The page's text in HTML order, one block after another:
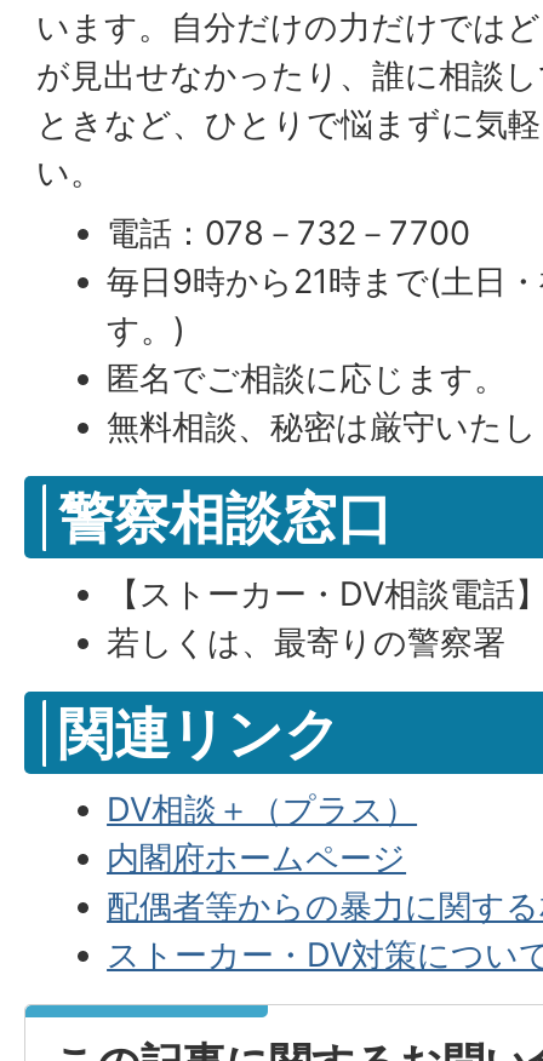
います。自分だけの力だけでは
が見出せなかったり、誰に相談
ときなど、ひとりで悩まずに気
い。
電話：078－732－7700
毎日9時から21時まで(土日
す。)
匿名でご相談に応じます。
無料相談、秘密は厳守いた
警察相談窓口
【ストーカー・DV相談電
若しくは、最寄りの警察署
関連リンク
DV相談＋（プラス）
内閣府ホームページ
配偶者等からの暴力に関す
ストーカー・DV対策につい